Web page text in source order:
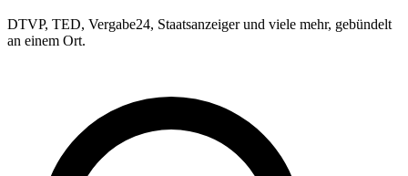
DTVP, TED, Vergabe24, Staatsanzeiger und viele mehr, gebündelt
an einem Ort.